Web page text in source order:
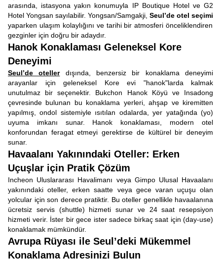
arasında, istasyona yakın konumuyla IP Boutique Hotel ve G2
Hotel Yongsan sayılabilir. Yongsan/Samgakji, Seul’de otel seçimi
yaparken ulaşım kolaylığını ve tarihi bir atmosferi önceliklendiren
gezginler için doğru bir adaydır.
Hanok Konaklaması Geleneksel Kore
Deneyimi
Seul’de otellerdışında, benzersiz bir konaklama deneyimi
arayanlar için geleneksel Kore evi "hanok"larda kalmak
unutulmaz bir seçenektir. Bukchon Hanok Köyü ve Insadong
çevresinde bulunan bu konaklama yerleri, ahşap ve kiremitten
yapılmış, ondol sistemiyle ısıtılan odalarda, yer yatağında (yo)
uyuma imkanı sunar. Hanok konaklaması, modern otel
konforundan feragat etmeyi gerektirse de kültürel bir deneyim
sunar.
Havaalanı Yakınındaki Oteller: Erken
Uçuşlar için Pratik Çözüm
Incheon Uluslararası Havalimanı veya Gimpo Ulusal Havaalanı
yakınındaki oteller, erken saatte veya gece varan uçuşu olan
yolcular için son derece pratiktir. Bu oteller genellikle havaalanına
ücretsiz servis (shuttle) hizmeti sunar ve 24 saat resepsiyon
hizmeti verir. İster bir gece ister sadece birkaç saat için (day-use)
konaklamak mümkündür.
Avrupa Rüyası ile Seul’deki Mükemmel
Konaklama Adresinizi Bulun